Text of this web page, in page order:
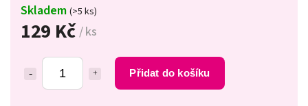
129 Kč / ks
Přidat do košíku
Skladem (>5 ks)